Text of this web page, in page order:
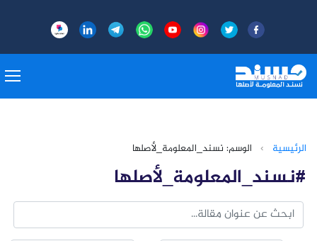
الرئيسية › الوسم: نسند_المعلومة_لأصلها
#نسند_المعلومة_لأصلها